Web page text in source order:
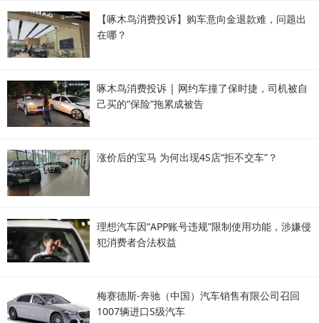
【啄木鸟消费投诉】购车意向金退款难，问题出
在哪？
啄木鸟消费投诉 | 网约车撞了保时捷，司机被自
己买的“保险”拖累成被告
涨价后的宝马 为何出现4S店“拒不交车”？
理想汽车因“APP账号违规”限制使用功能，涉嫌侵
犯消费者合法权益
梅赛德斯-奔驰（中国）汽车销售有限公司召回
1007辆进口S级汽车